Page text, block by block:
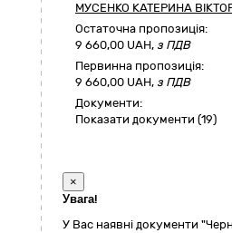
МУСЕНКО КАТЕРИНА
Остаточна пропозиція:
9 660,00 UAH, з ПДВ
Первинна пропозиція:
9 660,00 UAH, з ПДВ
Документи:
Показати документи (19)
×
Увага!
У Вас наявні документи